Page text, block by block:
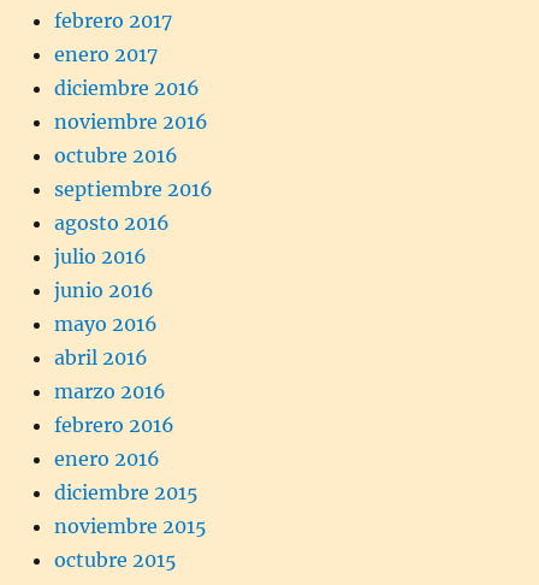
febrero 2017
enero 2017
diciembre 2016
noviembre 2016
octubre 2016
septiembre 2016
agosto 2016
julio 2016
junio 2016
mayo 2016
abril 2016
marzo 2016
febrero 2016
enero 2016
diciembre 2015
noviembre 2015
octubre 2015